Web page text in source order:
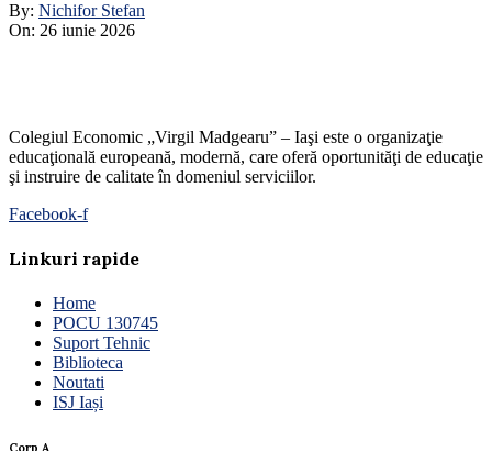
By: Nichifor Stefan
On: 26 iunie 2026
Colegiul Economic „Virgil Madgearu” – Iaşi este o organizaţie
educaţională europeană, modernă, care oferă oportunităţi de educaţie
şi instruire de calitate în domeniul serviciilor.
Facebook-f
Linkuri rapide
Home
POCU 130745
Suport Tehnic
Biblioteca
Noutati
ISJ Iași
Corp A